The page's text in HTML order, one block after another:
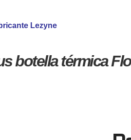
Lezyne
botella térmica